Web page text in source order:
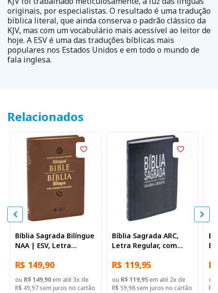
originais, por especialistas. O resultado é uma tradução
bíblica literal, que ainda conserva o padrão clássico da
KJV, mas com um vocabulário mais acessível ao leitor de
hoje. A ESV é uma das traduções bíblicas mais
populares nos Estados Unidos e em todo o mundo de
fala inglesa.
Relacionados
Bíblia Sagrada Bilíngue
NAA | ESV, Letra
Capa Couro Sintético
Marrom
R$ 149,90
ou R$ 149,90em até 3x de
R$ 49,97 sem juros no cartão
Bíblia Sagrada ARC,
Letra Regular, com
mapa, Capa Couro
Sintético Azul
R$ 119,95
ou R$ 119,95em até 2x de
R$ 59,98 sem juros no cartão
ou
R$